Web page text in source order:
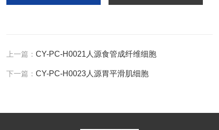
上一篇：CY-PC-H0021人源食管成纤维细胞
下一篇：CY-PC-H0023人源胃平滑肌细胞